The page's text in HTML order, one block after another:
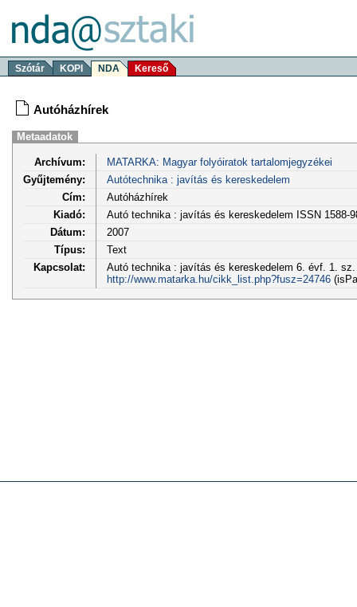
Szótár KOPI NDA Kereső
Autóházhírek
Metaadatok
Archívum:
MATARKA: Magyar folyóiratok tartalomjegyzékei
Gyűjtemény:
Autótechnika : javítás és kereskedelem
Cím:
Autóházhírek
Kiadó:
Autó technika : javítás és kereskedelem ISSN 1588-
Dátum:
2007
Típus:
Text
Kapcsolat:
Autó technika : javítás és kereskedelem 6. évf. 1. sz.
http://www.matarka.hu/cikk_list.php?fusz=24746